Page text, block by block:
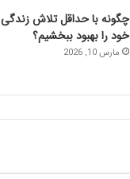
چگونه با حداقل تلاش زندگی
خود را بهبود ببخشیم؟
مارس 10, 2026